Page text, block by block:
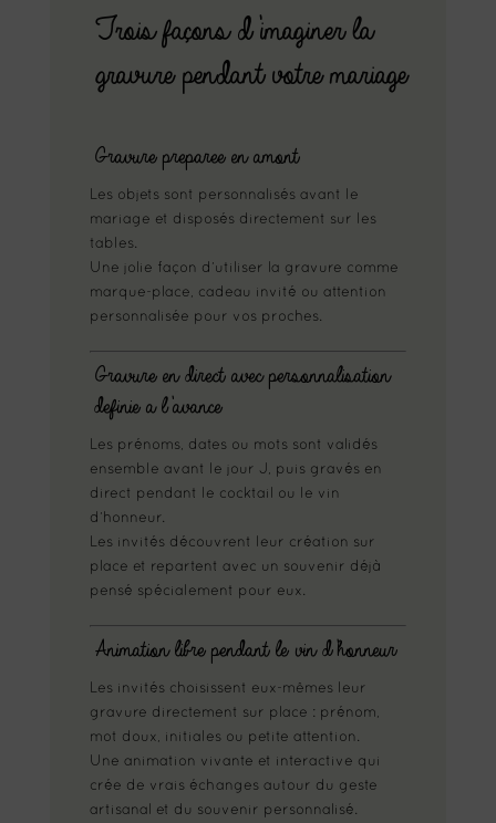
Trois façons d’imaginer la
gravure pendant votre mariage
Gravure preparee en amont
Les objets sont personnalisés avant le
mariage et disposés directement sur les
tables.
Une jolie façon d’utiliser la gravure comme
marque-place, cadeau invité ou attention
personnalisée pour vos proches.
Gravure en direct avec personnalisation
definie a l’avance
Les prénoms, dates ou mots sont validés
ensemble avant le jour J, puis gravés en
direct pendant le cocktail ou le vin
d’honneur.
Les invités découvrent leur création sur
place et repartent avec un souvenir déjà
pensé spécialement pour eux.
Animation libre pendant le vin d’honneur
Les invités choisissent eux-mêmes leur
gravure directement sur place : prénom,
mot doux, initiales ou petite attention.
Une animation vivante et interactive qui
crée de vrais échanges autour du geste
artisanal et du souvenir personnalisé.